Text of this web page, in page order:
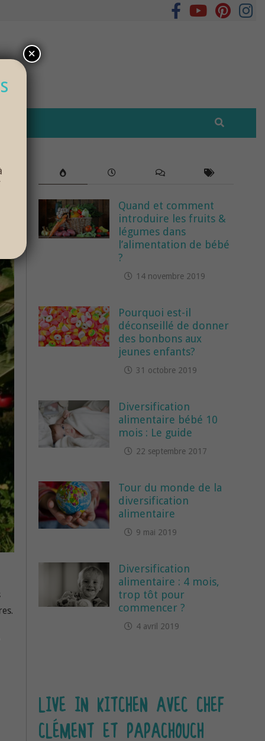
Quand et comment
introduire les fruits &
légumes dans
l’alimentation de bébé
?
14 novembre 2019
Pourquoi est-il
déconseillé de donner
des bonbons aux
jeunes enfants?
31 octobre 2019
Diversification
alimentaire bébé 10
mois : Le guide
22 septembre 2017
Tour du monde de la
diversification
alimentaire
9 mai 2019
Diversification
alimentaire : 4 mois,
trop tôt pour
commencer ?
4 avril 2019
LIVE IN KITCHEN AVEC CHEF
CLÉMENT ET PAPACHOUCH
×